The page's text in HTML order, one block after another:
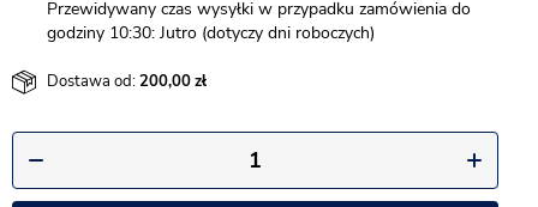
Przewidywany czas wysyłki w przypadku zamówienia do
godziny 10:30: Jutro (dotyczy dni roboczych)
Dostawa od:200,00